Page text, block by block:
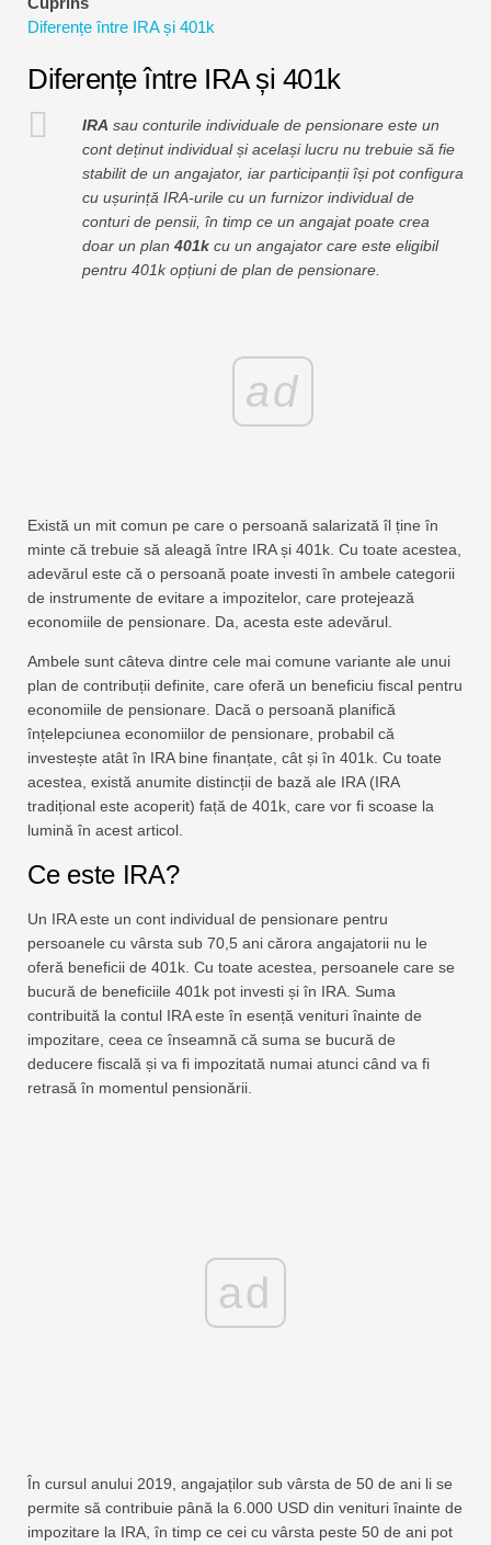
Tutoriale de modelare financiară
Formular complet
Tutoriale de gestionare a riscurilor
Diferențe între IRA și 401k
Diferențe între IRA și 401k
IRA sau conturile individuale de pensionare este un
cont deținut individual și același lucru nu trebuie să fie
stabilit de un angajator, iar participanții își pot configura
cu ușurință IRA-urile cu un furnizor individual de
conturi de pensii, în timp ce un angajat poate crea
doar un plan 401k cu un angajator care este eligibil
pentru 401k opțiuni de plan de pensionare.
ad
Există un mit comun pe care o persoană salarizată îl ține în
minte că trebuie să aleagă între IRA și 401k. Cu toate acestea,
adevărul este că o persoană poate investi în ambele categorii
de instrumente de evitare a impozitelor, care protejează
economiile de pensionare. Da, acesta este adevărul.
Ambele sunt câteva dintre cele mai comune variante ale unui
plan de contribuții definite, care oferă un beneficiu fiscal pentru
economiile de pensionare. Dacă o persoană planifică
înțelepciunea economiilor de pensionare, probabil că
investește atât în ​​IRA bine finanțate, cât și în 401k. Cu toate
acestea, există anumite distincții de bază ale IRA (IRA
tradițional este acoperit) față de 401k, care vor fi scoase la
lumină în acest articol.
Ce este IRA?
Un IRA este un cont individual de pensionare pentru
persoanele cu vârsta sub 70,5 ani cărora angajatorii nu le
oferă beneficii de 401k. Cu toate acestea, persoanele care se
bucură de beneficiile 401k pot investi și în IRA. Suma
contribuită la contul IRA este în esență venituri înainte de
impozitare, ceea ce înseamnă că suma se bucură de
deducere fiscală și va fi impozitată numai atunci când va fi
retrasă în momentul pensionării.
ad
În cursul anului 2019, angajaților sub vârsta de 50 de ani li se
permite să contribuie până la 6.000 USD din venituri înainte de
impozitare la IRA, în timp ce cei cu vârsta peste 50 de ani pot